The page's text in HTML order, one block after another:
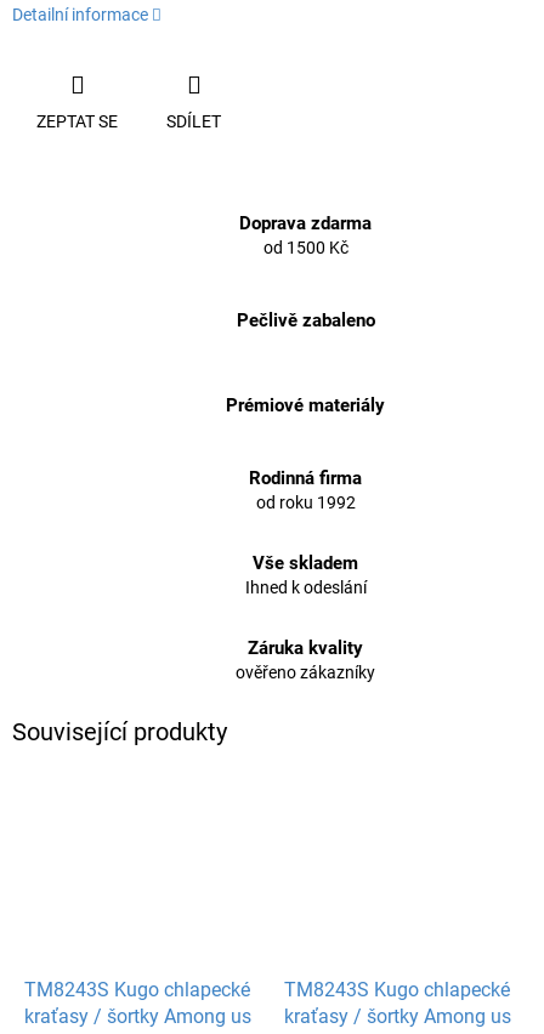
Detailní informace
ZEPTAT SE SDÍLET
Doprava zdarma
od 1500 Kč
Pečlivě zabaleno
Prémiové materiály
Rodinná firma
od roku 1992
Vše skladem
Ihned k odeslání
Záruka kvality
ověřeno zákazníky
Související produkty
TM8243S Kugo chlapecké
kraťasy / šortky Among us
TM8243S Kugo chlapecké
kraťasy / šortky Among us